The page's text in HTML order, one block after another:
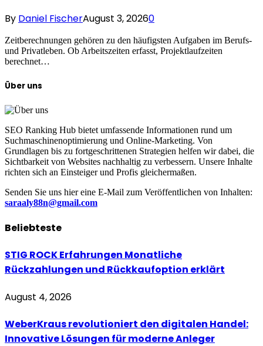
By Daniel FischerAugust 3, 20260
Zeitberechnungen gehören zu den häufigsten Aufgaben im Berufs-
und Privatleben. Ob Arbeitszeiten erfasst, Projektlaufzeiten
berechnet…
Über uns
SEO Ranking Hub bietet umfassende Informationen rund um
Suchmaschinenoptimierung und Online-Marketing. Von
Grundlagen bis zu fortgeschrittenen Strategien helfen wir dabei, die
Sichtbarkeit von Websites nachhaltig zu verbessern. Unsere Inhalte
richten sich an Einsteiger und Profis gleichermaßen.
Senden Sie uns hier eine E-Mail zum Veröffentlichen von Inhalten:
saraaly88n@gmail.com
Beliebteste
STIG ROCK Erfahrungen Monatliche
Rückzahlungen und Rückkaufoption erklärt
August 4, 2026
WeberKraus revolutioniert den digitalen Handel:
Innovative Lösungen für moderne Anleger